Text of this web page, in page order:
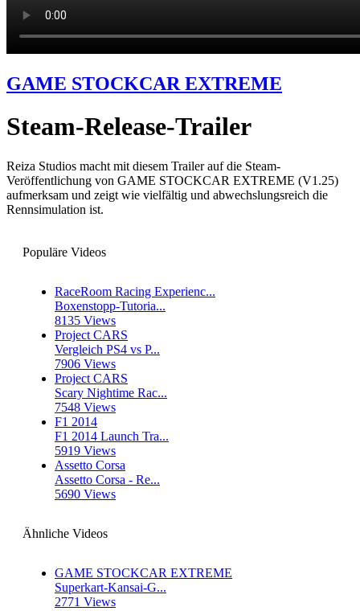
GAME STOCKCAR EXTREME
Steam-Release-Trailer
Reiza Studios macht mit diesem Trailer auf die Steam-
Veröffentlichung von GAME STOCKCAR EXTREME (V1.25)
aufmerksam und zeigt wie vielfältig und abwechslungsreich die
Rennsimulation ist.
Populäre Videos
RaceRoom Racing Experienc...
Boxenstopp-Tutoria...
8135 Views
Project CARS
Vergleich PS4 vs P...
7906 Views
Project CARS
Scary Nightime Rac...
7548 Views
F1 2014
F1 2014 Launch Tra...
5919 Views
Assetto Corsa
Assetto Corsa - Re...
5690 Views
Ähnliche Videos
GAME STOCKCAR EXTREME
Superkart-Kansai-G...
2771 Views